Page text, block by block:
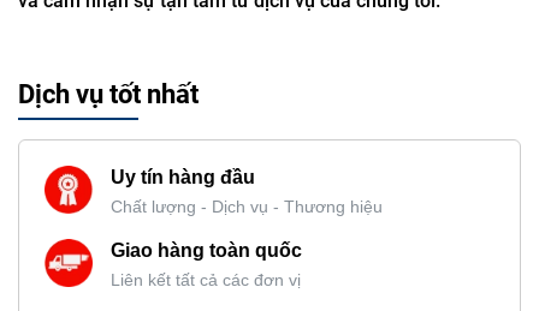
Dịch vụ tốt nhất
Uy tín hàng đầu
Chất lượng - Dịch vụ - Thương hiệu
Giao hàng toàn quốc
Liên kết tất cả các đơn vị